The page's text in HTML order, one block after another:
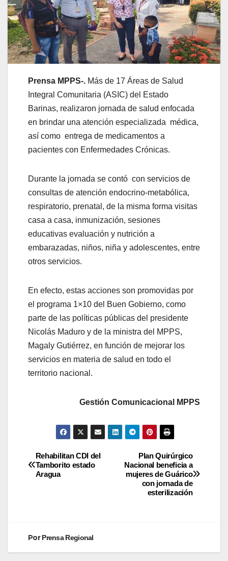
Prensa MPPS-. Más de 17 Áreas de Salud
Integral Comunitaria (ASIC) del Estado
Barinas, realizaron jornada de salud enfocada
en brindar una atención especializada médica,
así como entrega de medicamentos a
pacientes con Enfermedades Crónicas.
Durante la jornada se contó con servicios de
consultas de atención endocrino-metabólica,
respiratorio, prenatal, de la misma forma visitas
casa a casa, inmunización, sesiones
educativas evaluación y nutrición a
embarazadas, niños, niña y adolescentes, entre
otros servicios.
En efecto, estas acciones son promovidas por
el programa 1×10 del Buen Gobierno, como
parte de las políticas públicas del presidente
Nicolás Maduro y de la ministra del MPPS,
Magaly Gutiérrez, en función de mejorar los
servicios en materia de salud en todo el
territorio nacional.
Gestión Comunicacional MPPS
Plan Quirúrgico
Nacional beneficia a
mujeres de Guárico
con jornada de
esterilización
Rehabilitan CDI del
Tamborito estado
Aragua
PorPrensa Regional